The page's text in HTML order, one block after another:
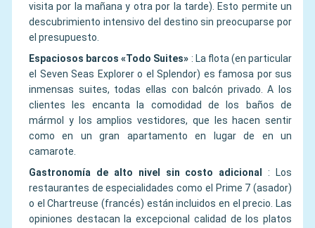
visita por la mañana y otra por la tarde). Esto permite un
descubrimiento intensivo del destino sin preocuparse por
el presupuesto.
Espaciosos barcos «Todo Suites» : La flota (en particular
el Seven Seas Explorer o el Splendor) es famosa por sus
inmensas suites, todas ellas con balcón privado. A los
clientes les encanta la comodidad de los baños de
mármol y los amplios vestidores, que les hacen sentir
como en un gran apartamento en lugar de en un
camarote.
Gastronomía de alto nivel sin costo adicional
:
Los
restaurantes de especialidades como el Prime 7 (asador)
o el Chartreuse (francés) están incluidos en el precio. Las
opiniones destacan la excepcional calidad de los platos